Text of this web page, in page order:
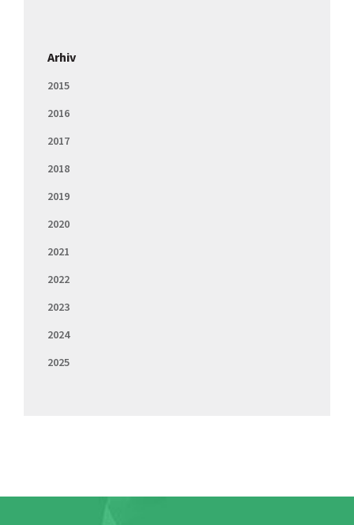
Arhiv
2015
2016
2017
2018
2019
2020
2021
2022
2023
2024
2025